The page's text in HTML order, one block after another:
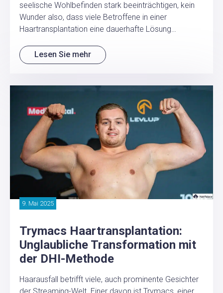
seelische Wohlbefinden stark beeinträchtigen, kein
Wunder also, dass viele Betroffene in einer
Haartransplantation eine dauerhafte Lösung…
Lesen Sie mehr
9. Mai 2025
Trymacs Haartransplantation:
Unglaubliche Transformation mit
der DHI-Methode
Haarausfall betrifft viele, auch prominente Gesichter